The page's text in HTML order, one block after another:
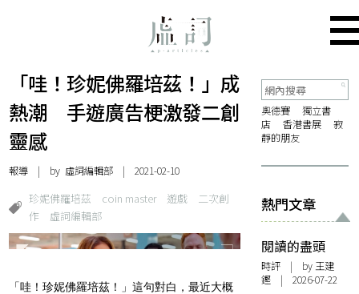
「哇！珍妮佛羅培茲！」成
熱潮 手遊廣告梗激發二創
靈感
報導 | by 虛詞編輯部 | 2021-02-10
珍妮佛羅培茲 coin master 遊戲
二次創
作
虛詞編輯部
「哇！珍妮佛羅培茲！」這句對白，最近大概
奧德賽
獨立書
店
香港書展
寂
靜的朋友
熱門文章
閱讀的盡頭
時評 | by 王建
鏗 | 2026-07-22